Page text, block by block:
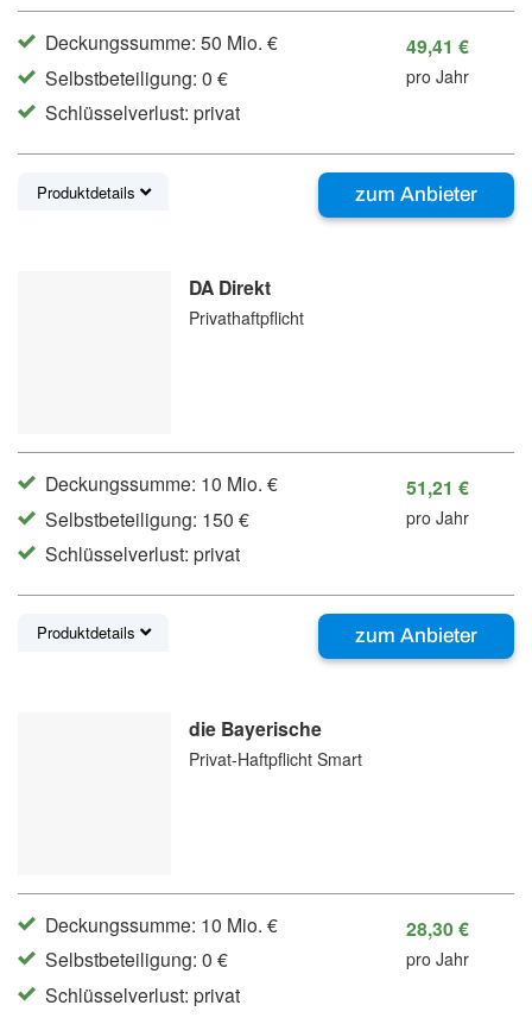
Deckungssumme: 50 Mio. €
Selbstbeteiligung: 0 €
Schlüsselverlust: privat
49,41 €
pro Jahr
zum Anbieter
Produktdetails
DA Direkt
Privathaftpflicht
Deckungssumme: 10 Mio. €
Selbstbeteiligung: 150 €
Schlüsselverlust: privat
51,21 €
pro Jahr
zum Anbieter
Produktdetails
die Bayerische
Privat-Haftpflicht Smart
Deckungssumme: 10 Mio. €
Selbstbeteiligung: 0 €
Schlüsselverlust: privat
28,30 €
pro Jahr